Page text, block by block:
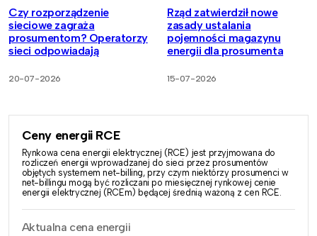
Czy rozporządzenie
sieciowe zagraża
prosumentom? Operatorzy
sieci odpowiadają
20-07-2026
Rząd zatwierdził nowe
zasady ustalania
pojemności magazynu
energii dla prosumenta
15-07-2026
Ceny energii RCE
Rynkowa cena energii elektrycznej (RCE) jest przyjmowana do
rozliczeń energii wprowadzanej do sieci przez prosumentów
objętych systemem net-billing, przy czym niektórzy prosumenci w
net-billingu mogą być rozliczani po miesięcznej rynkowej cenie
energii elektrycznej (RCEm) będącej średnią ważoną z cen RCE.
Aktualna cena energii